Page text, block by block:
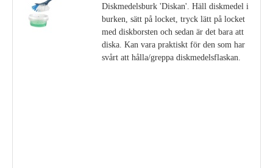
Diskmedelsburk 'Diskan'. Häll diskmedel i
burken, sätt på locket, tryck lätt på locket
med diskborsten och sedan är det bara att
diska. Kan vara praktiskt för den som har
svårt att hålla/greppa diskmedelsflaskan.